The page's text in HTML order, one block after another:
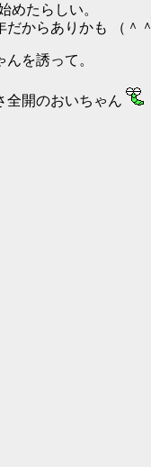
めたらしい。
からありかも （＾＾
を誘って。
全開のおいちゃん